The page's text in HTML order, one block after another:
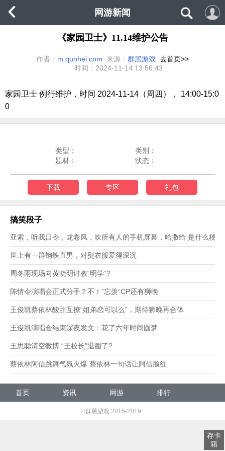
网游新闻
《家园卫士》11.14维护公告
作者： m.qunhei.com 来源： 群黑游戏 去首页>>
时间： 2024-11-14 13:56:43
家园卫士 例行维护，时间 2024-11-14（周四）， 14:00-15:0
0
类型：
类别：
题材：
状态：
下载 专区 礼包
搞笑段子
亚索，听我口令，龙卷风，吹所有人的手机屏幕，哈撒给 是什么梗？
世上有一群钢铁直男，对熨衣服爱得深沉
周冬雨现场向黄晓明讨教“明学”?
陈情令演唱会正式分手？不！”忘羡“CP还有狮晚
王俊凯蔡依林酸甜互撩“姐弟恋可以么”，期待狮晚再合体
王俊凯演唱会结束深夜发文：花了六年时间圆梦
王思聪清空微博 “王校长”退圈了?
蔡依林阿信跳舞气氛火爆 蔡依林一句话让阿信脸红
首页 资讯 网游 排行
©群黑游戏 2015-2019
存卡
箱